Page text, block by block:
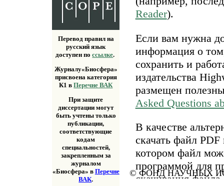
Перевод правил на
русский язык
доступен поссылке.
Журналу«Биосфера»
присвоена категория
К1 вПеречне ВАК
При защите
диссертации могут
быть учтены только
публикации,
соответствующие
кодам
специальностей,
закрепленным за
журналом
«Биосфера» в Перечне
ВАК.
Reader).
Если вам нужна
информация о
сохранить и
издательства
размещен
Asked Questions
В качестве
скачать файл
котором файл
программой для
скачивания
© ФОНД НАУЧНЫХ